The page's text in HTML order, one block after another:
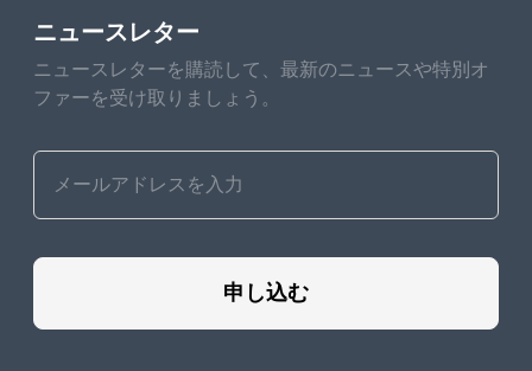
ニュースレター
ニュースレターを購読して、最新のニュースや特別オ
ファーを受け取りましょう。
申し込む